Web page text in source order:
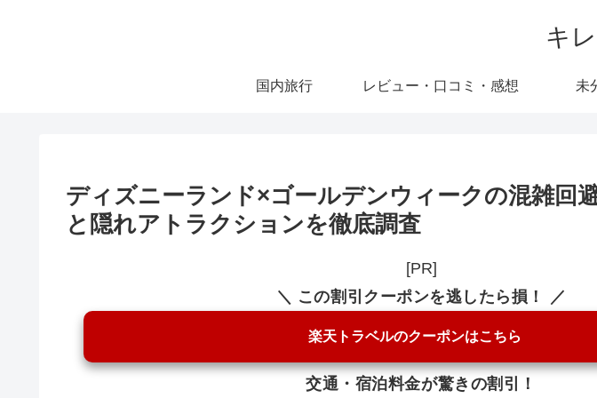
キ
国内旅行 レビュー・口コミ・感想 未
ディズニーランド×ゴールデンウィークの混雑回
と隠れアトラクションを徹底調査
[PR]
＼ この割引クーポンを逃したら損！ ／
楽天トラベルのクーポンはこちら
交通・宿泊料金が驚きの割引！